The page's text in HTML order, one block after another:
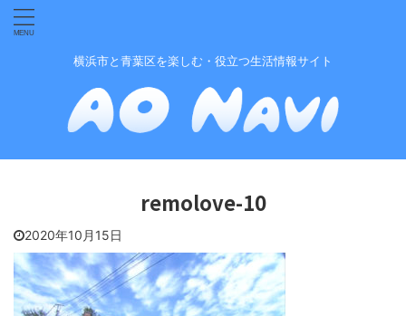
横浜市と青葉区を楽しむ・役立つ生活情報サイト
remolove-10
2020年10月15日